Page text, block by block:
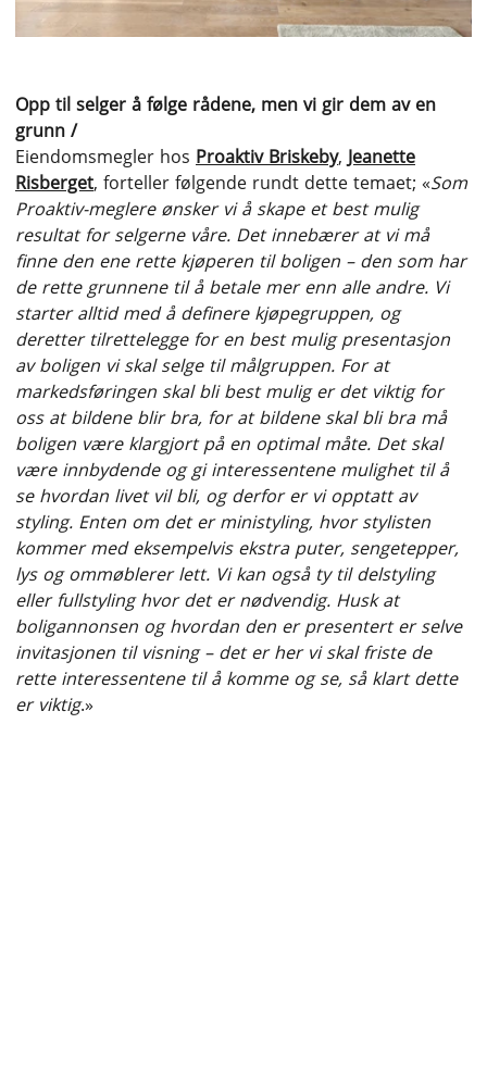
Opp til selger å følge rådene, men vi gir dem av en
grunn /
Eiendomsmegler hos Proaktiv Briskeby, Jeanette
Risberget, forteller følgende rundt dette temaet; «Som
Proaktiv-meglere ønsker vi å skape et best mulig
resultat for selgerne våre. Det innebærer at vi må
finne den ene rette kjøperen til boligen – den som har
de rette grunnene til å betale mer enn alle andre. Vi
starter alltid med å definere kjøpegruppen, og
deretter tilrettelegge for en best mulig presentasjon
av boligen vi skal selge til målgruppen. For at
markedsføringen skal bli best mulig er det viktig for
oss at bildene blir bra, for at bildene skal bli bra må
boligen være klargjort på en optimal måte. Det skal
være innbydende og gi interessentene mulighet til å
se hvordan livet vil bli, og derfor er vi opptatt av
styling. Enten om det er ministyling, hvor stylisten
kommer med eksempelvis ekstra puter, sengetepper,
lys og ommøblerer lett. Vi kan også ty til delstyling
eller fullstyling hvor det er nødvendig. Husk at
boligannonsen og hvordan den er presentert er selve
invitasjonen til visning – det er her vi skal friste de
rette interessentene til å komme og se, så klart dette
er viktig.»